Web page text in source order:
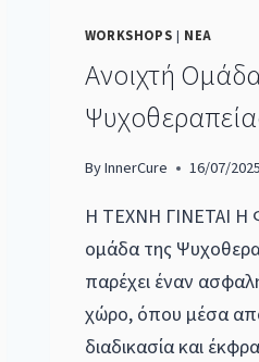
WORKSHOPS | ΝΕΑ
Ανοιχτή
ByInnerCure 16/07/2025
Η ΤΕΧΝΗ ΓΙΝΕΤΑΙ
ομάδα της
παρέχει έναν
χώρο, όπου μέσα
διαδικασία και